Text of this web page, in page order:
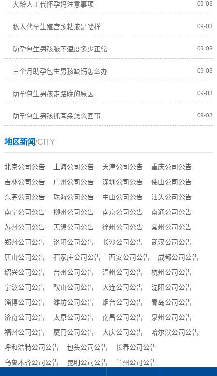
大龄人工代怀孕妈注意事项 09-03
私人代孕生殖宫颈粘液是啥样 09-03
助孕包生男孩腋下温度多少正常 09-03
三个月助孕包生男孩缺钙怎么办 09-03
助孕包生男孩走路晚的原因 09-03
助孕包生男孩抓耳朵怎么回事 09-03
地区新闻/CITY
北京公司公告 上海公司公告 天津公司公告
重庆公司公告
吉林公司公告
广州公司公告 深圳公司公告
佛山公司公告
东莞公司公告
珠海公司公告 中山公司公告
汕头公司公告
南宁公司公告
柳州公司公告 南京公司公告
南通公司公告
苏州公司公告
无锡公司公告 徐州公司公告
常州公司公告
郑州公司公告
洛阳公司公告 长沙公司公告
武汉公司公告
唐山公司公告
石家庄公司公告 西安公司公告
成都公司公告
绍兴公司公告
台州公司公告 温州公司公告
杭州公司公告
宁波公司公告
鞍山公司公告 大连公司公告
沈阳公司公告
淄博公司公告
潍坊公司公告 烟台公司公告
青岛公司公告
济南公司公告
太原公司公告 南昌公司公告
泉州公司公告
福州公司公告
厦门公司公告 大庆公司公告
哈尔滨公司公告
呼和浩特公司公告
包头公司公告
长春公司公告
乌鲁木齐公司公告
昆明公司公告
兰州公司公告